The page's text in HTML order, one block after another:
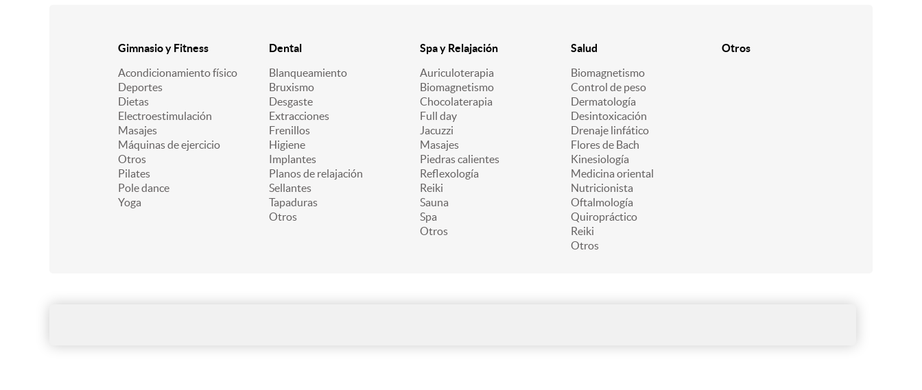
Gimnasio y Fitness
Acondicionamiento físico
Deportes
Dietas
Electroestimulación
Masajes
Máquinas de ejercicio
Otros
Pilates
Pole dance
Yoga
Dental
Blanqueamiento
Bruxismo
Desgaste
Extracciones
Frenillos
Higiene
Implantes
Planos de relajación
Sellantes
Tapaduras
Otros
Spa y Relajación
Auriculoterapia
Biomagnetismo
Chocolaterapia
Full day
Jacuzzi
Masajes
Piedras calientes
Reflexología
Reiki
Sauna
Spa
Otros
Salud
Biomagnetismo
Control de peso
Dermatología
Desintoxicación
Drenaje linfático
Flores de Bach
Kinesiología
Medicina oriental
Nutricionista
Oftalmología
Quiropráctico
Reiki
Otros
Otros